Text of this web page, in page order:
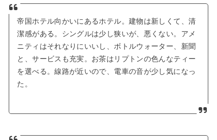
帝国ホテル向かいにあるホテル。建物は新しくて、清
潔感がある。シングルは少し狭いが、悪くない。アメ
ニティはそれなりにいいし、ボトルウォーター、新聞
と、サービスも充実。お茶はリプトンの色んなティー
を選べる。線路が近いので、電車の音が少し気になっ
た。